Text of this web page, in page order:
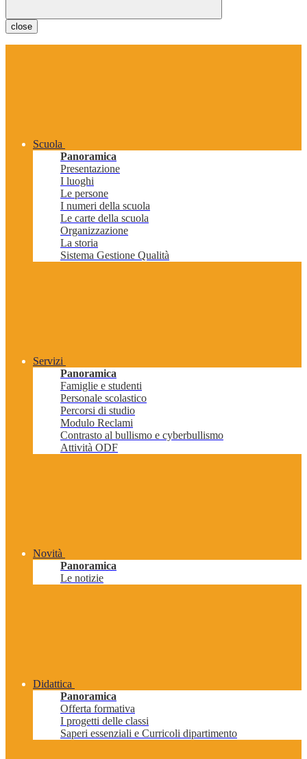
close
Scuola
Panoramica
Presentazione
I luoghi
Le persone
I numeri della scuola
Le carte della scuola
Organizzazione
La storia
Sistema Gestione Qualità
Servizi
Panoramica
Famiglie e studenti
Personale scolastico
Percorsi di studio
Modulo Reclami
Contrasto al bullismo e cyberbullismo
Attività ODF
Novità
Panoramica
Le notizie
Didattica
Panoramica
Offerta formativa
I progetti delle classi
Saperi essenziali e Curricoli dipartimento